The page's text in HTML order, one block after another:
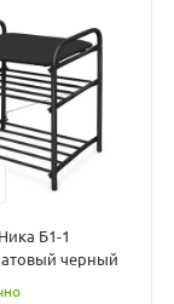
Б1-1
черный